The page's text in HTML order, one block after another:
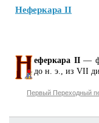
Неферкара II
еферкара II—
до н. э., из VII
Первый Переходный